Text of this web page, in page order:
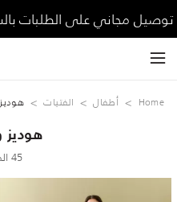
توصيل مجاني على الطلبات بالسعر
Home ‏أطفال الفتيات
هوديز
45 المنتجات